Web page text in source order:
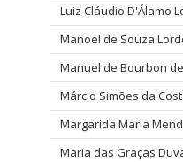
Luiz Cláudio D'Álamo
Manoel de Souza
Manuel de Bourbon
Márcio Simões da
Margarida Maria
Maria das Graças